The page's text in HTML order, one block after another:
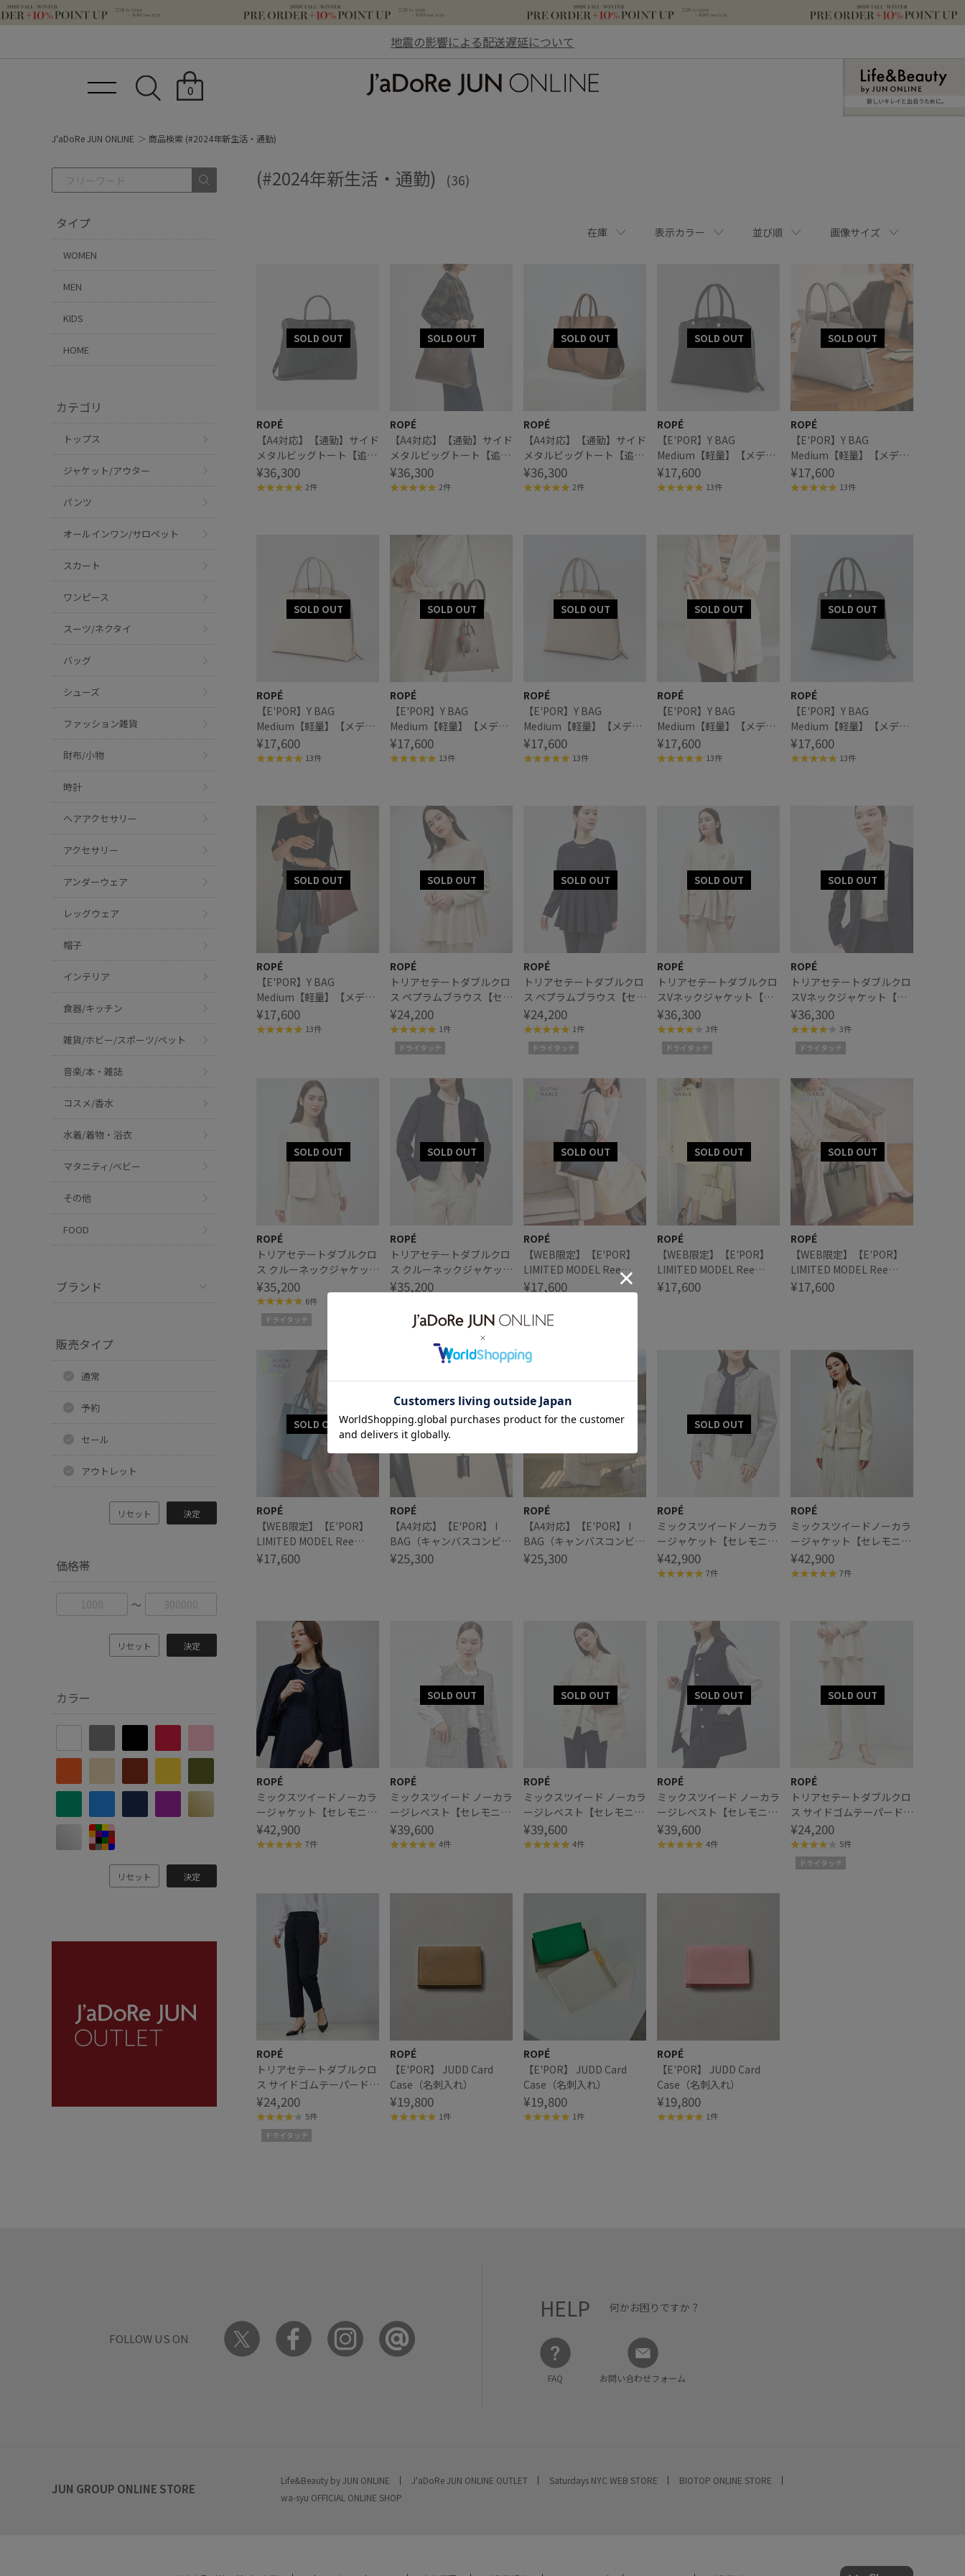
地震の影響による配送遅延について
0
新しいキレイと出合うために。
J'aDoRe JUN ONLINE 商品検索 (#2024年新生活・通勤)
タイプ
WOMEN
MEN
KIDS
HOME
カテゴリ
トップス
ジャケット/アウター
パンツ
オールインワン/サロペット
スカート
ワンピース
スーツ/ネクタイ
バッグ
シューズ
ファッション雑貨
財布/小物
時計
ヘアアクセサリー
アクセサリー
アンダーウェア
レッグウェア
帽子
インテリア
食器/キッチン
雑貨/ホビー/スポーツ/ペット
音楽/本・雑誌
コスメ/香水
水着/着物・浴衣
マタニティ/ベビー
その他
FOOD
ブランド
販売タイプ
通常
予約
セール
アウトレット
リセット 決定
価格帯
〜
リセット 決定
カラー
リセット 決定
(#2024年新生活・通勤) (36)
在庫 表示カラー 並び順 画像サイズ
ROPÉ
【A4対応】【通勤】サイド
メタルビッグトート【追加
生産】
¥36,300
2件
ROPÉ
【A4対応】【通勤】サイド
メタルビッグトート【追加
生産】
¥36,300
2件
ROPÉ
【A4対応】【通勤】サイド
メタルビッグトート【追加
生産】
¥36,300
2件
ROPÉ
【E'POR】Y BAG
Medium【軽量】【メディ
ア掲載】
¥17,600
13件
ROPÉ
【E'POR】Y BAG
Medium【軽量】【メディ
ア掲載】
¥17,600
13件
ROPÉ
【E'POR】Y BAG
Medium【軽量】【メディ
ア掲載】
¥17,600
13件
ROPÉ
【E'POR】Y BAG
Medium【軽量】【メディ
ア掲載】
¥17,600
13件
ROPÉ
【E'POR】Y BAG
Medium【軽量】【メディ
ア掲載】
¥17,600
13件
ROPÉ
【E'POR】Y BAG
Medium【軽量】【メディ
ア掲載】
¥17,600
13件
ROPÉ
【E'POR】Y BAG
Medium【軽量】【メディ
ア掲載】
¥17,600
13件
ROPÉ
【E'POR】Y BAG
Medium【軽量】【メディ
ア掲載】
¥17,600
13件
ROPÉ
トリアセテートダブルクロ
ス ペプラムブラウス【セレ
モニー/通勤対応】【洗え
る】
¥24,200
1件
ドライタッチ
ROPÉ
トリアセテートダブルクロ
ス ペプラムブラウス【セレ
モニー/通勤対応】【洗え
る】
¥24,200
1件
ドライタッチ
ROPÉ
トリアセテートダブルクロ
スVネックジャケット【セ
レモニー/通勤対応】【洗
える】
¥36,300
3件
ドライタッチ
ROPÉ
トリアセテートダブルクロ
スVネックジャケット【セ
レモニー/通勤対応】【洗
える】
¥36,300
3件
ドライタッチ
ROPÉ
トリアセテートダブルクロ
ス クルーネックジャケット
【セレモニー/通勤対応】
【洗える】
¥35,200
6件
ドライタッチ
ROPÉ
トリアセテートダブルクロ
ス クルーネックジャケット
【セレモニー/通勤対応】
¥35,200
ドライタッチ
ROPÉ
【WEB限定】【E'POR】
LIMITED MODEL Ree
Medium（リー）
¥17,600
ROPÉ
【WEB限定】【E'POR】
LIMITED MODEL Ree
Medium（リー）
¥17,600
ROPÉ
【WEB限定】【E'POR】
LIMITED MODEL Ree
Medium（リー）
¥17,600
ROPÉ
【WEB限定】【E'POR】
LIMITED MODEL Ree
Medium（リー）
¥17,600
ROPÉ
【A4対応】【E'POR】 I
BAG（キャンバスコンビ縦
型トートバッグ）【通勤】
¥25,300
ROPÉ
【A4対応】【E'POR】 I
BAG（キャンバスコンビ縦
型トートバッグ）【通勤】
¥25,300
ROPÉ
ミックスツイードノーカラ
ージャケット【セレモニ
ー/通勤対応】
¥42,900
7件
ROPÉ
ミックスツイードノーカラ
ージャケット【セレモニ
ー/通勤対応】
¥42,900
7件
ROPÉ
ミックスツイードノーカラ
ージャケット【セレモニ
ー/通勤対応】
¥42,900
7件
ROPÉ
ミックスツイード ノーカラ
ージレベスト【セレモニ
ー/通勤対応】
¥39,600
4件
ROPÉ
ミックスツイード ノーカラ
ージレベスト【セレモニ
ー/通勤対応】
¥39,600
4件
ROPÉ
ミックスツイード ノーカラ
ージレベスト【セレモニ
ー/通勤対応】
¥39,600
4件
ROPÉ
トリアセテートダブルクロ
ス サイドゴムテーパードパ
ンツ【セレモニー/通勤対
応】【洗える】
¥24,200
5件
ドライタッチ
ROPÉ
トリアセテートダブルクロ
ス サイドゴムテーパードパ
ンツ【セレモニー/通勤対
応】【洗える】
¥24,200
5件
ドライタッチ
ROPÉ
【E'POR】 JUDD Card
Case（名刺入れ）
¥19,800
1件
ROPÉ
【E'POR】 JUDD Card
Case（名刺入れ）
¥19,800
1件
ROPÉ
【E'POR】 JUDD Card
Case（名刺入れ）
¥19,800
1件
FOLLOW US ON
HELP 何かお困りですか？
FAQ お問い合わせフォーム
JUN GROUP ONLINE STORE
Life&Beauty by JUN ONLINE J'aDoRe JUN ONLINE OUTLET Saturdays NYC WEB STORE
BIOTOP ONLINE STORE
wa-syu OFFICIAL ONLINE SHOP